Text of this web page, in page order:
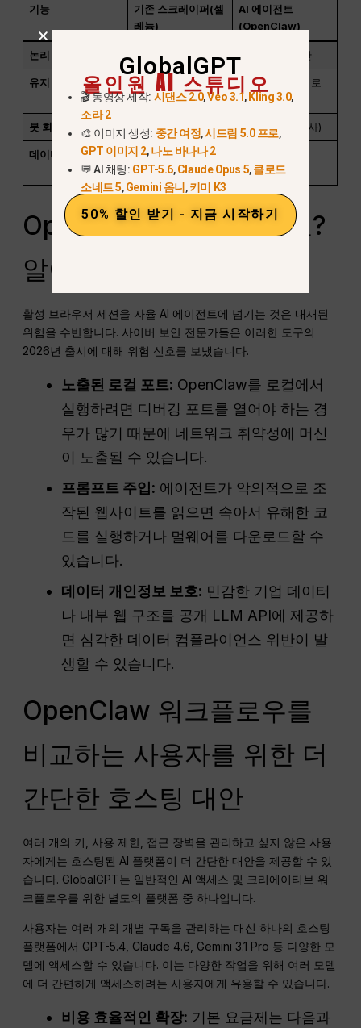
기능
기존 스크레이퍼(셀
레늄)
AI 에이전트
(OpenClaw)
논리 엄격한 규칙 기반 동적, VLM 기반
유지 관리
높음(UI 업데이트 중
단)
낮음(자가 치유 로
직)
봇 회피 방지 Poor 우수(인간과 유사)
데이터 추출
정규식 및 XPath 의
존성
OpenClaw는 안전한가요?
알아야 할 보안 위험
활성 브라우저 세션을 자율 AI 에이전트에 넘기는 것은 내재된
위험을 수반합니다. 사이버 보안 전문가들은 이러한 도구의
2026년 출시에 대해 위험 신호를 보냈습니다.
노출된 로컬 포트: OpenClaw를 로컬에서
실행하려면 디버깅 포트를 열어야 하는 경
우가 많기 때문에 네트워크 취약성에 머신
이 노출될 수 있습니다.
프롬프트 주입: 에이전트가 악의적으로 조
작된 웹사이트를 읽으면 속아서 유해한 코
드를 실행하거나 멀웨어를 다운로드할 수
있습니다.
데이터 개인정보 보호: 민감한 기업 데이터
나 내부 웹 구조를 공개 LLM API에 제공하
면 심각한 데이터 컴플라이언스 위반이 발
생할 수 있습니다.
OpenClaw 워크플로우를
비교하는 사용자를 위한 더
간단한 호스팅 대안
여러 개의 키, 사용 제한, 접근 장벽을 관리하고 싶지 않은 사용
자에게는 호스팅된 AI 플랫폼이 더 간단한 대안을 제공할 수 있
습니다. GlobalGPT는 일반적인 AI 액세스 및 크리에이티브 워
크플로우를 위한 별도의 플랫폼 중 하나입니다.
사용자는 여러 개의 개별 구독을 관리하는 대신 하나의 호스팅
플랫폼에서 GPT-5.4, Claude 4.6, Gemini 3.1 Pro 등 다양한 모
델에 액세스할 수 있습니다. 이는 다양한 작업을 위해 여러 모델
에 더 간편하게 액세스하려는 사용자에게 유용할 수 있습니다.
비용 효율적인 확장: 기본 요금제는 다음과
GlobalGPT
올인원 AI 스튜디오
🎬 동영상 제작: 시댄스 2.0,Veo 3.1, Kling 3.0,
소라 2
🎨 이미지 생성: 중간 여정,시드림 5.0 프로,
GPT 이미지 2,나노 바나나 2
💬 AI 채팅: GPT-5.6,Claude Opus 5,클로드
소네트 5,Gemini 옴니 ,키미 K3
50% 할인 받기 - 지금 시작하기